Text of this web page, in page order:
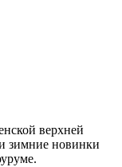
верхней
зимние новинки